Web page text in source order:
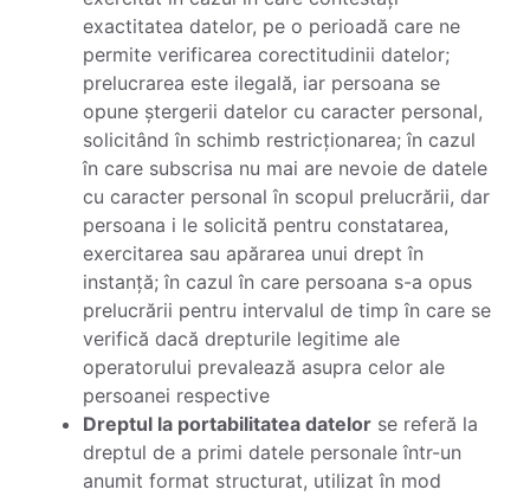
exactitatea datelor, pe o perioadă care ne
permite verificarea corectitudinii datelor;
prelucrarea este ilegală, iar persoana se
opune ștergerii datelor cu caracter personal,
solicitând în schimb restricționarea; în cazul
în care subscrisa nu mai are nevoie de datele
cu caracter personal în scopul prelucrării, dar
persoana i le solicită pentru constatarea,
exercitarea sau apărarea unui drept în
instanță; în cazul în care persoana s-a opus
prelucrării pentru intervalul de timp în care se
verifică dacă drepturile legitime ale
operatorului prevalează asupra celor ale
persoanei respective
Dreptul la portabilitatea datelor se referă la
dreptul de a primi datele personale într-un
anumit format structurat, utilizat în mod